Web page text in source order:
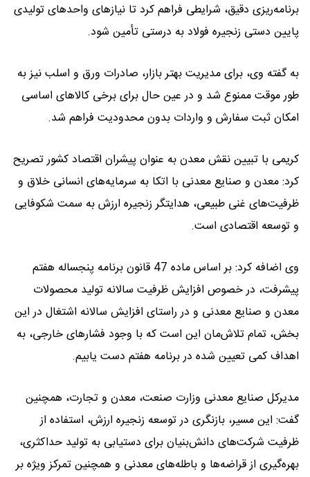
برنامه‌ریزی دقیق، شرایطی فراهم کرد تا نیازهای واحدهای تولیدی
پایین دستی زنجیره فولاد به درستی تأمین شود.
به گفته وی، برای مدیریت بهتر بازار، صادرات ورق و اسلب نیز به
طور موقت ممنوع شد و در عین حال برای برخی کالاهای اساسی
امکان ثبت سفارش و واردات بدون محدودیت فراهم شد.
کریمی با تبیین نقش معدن به عنوان پیشران اقتصاد کشور تصریح
کرد: معدن و صنایع معدنی با اتکا به سرمایه‌های انسانی خلاق و
ظرفیت‌های غنی طبیعی، هدایتگر زنجیره ارزش به سمت شکوفایی
و توسعه اقتصادی است.
وی اضافه کرد: بر اساس ماده 47 قانون برنامه پنجساله هفتم
پیشرفت، در خصوص افزایش ظرفیت سالانه تولید محصولات
معدن و صنایع معدنی ‌و در راستای افزایش سالانه اشتغال در این
بخش، تمام تلاش‌مان این است که با وجود فشارهای خارجی، به
اهداف کمی تعیین شده در برنامه هفتم دست یابیم.
مدیرکل صنایع معدنی وزارت صنعت، معدن و تجارت، همچنین
گفت: این مسیر، بازنگری در توسعه زنجیره ارزش، استفاده از
ظرفیت شرکت‌های دانش‌بنیان برای دستیابی به تولید حداکثری،
بهره‌گیری از قراضه‌ها و باطله‌های معدنی و همچنین تمرکز ویژه بر